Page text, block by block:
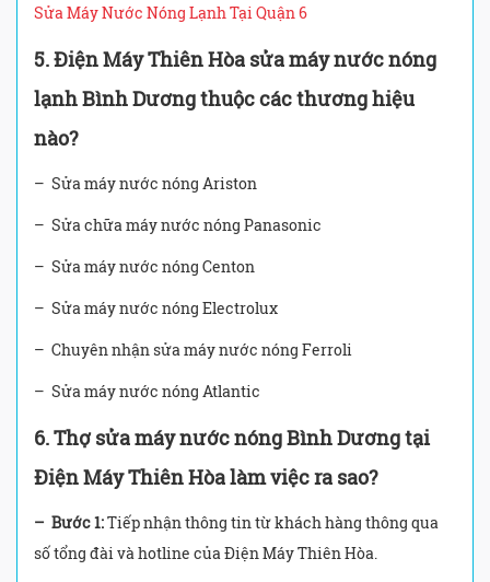
Sửa Máy Nước Nóng Lạnh Tại Quận 6
5. Điện Máy Thiên Hòa sửa máy nước nóng
lạnh Bình Dương thuộc các thương hiệu
nào?
– Sửa máy nước nóng Ariston
– Sửa chữa máy nước nóng Panasonic
– Sửa máy nước nóng Centon
– Sửa máy nước nóng Electrolux
– Chuyên nhận sửa máy nước nóng Ferroli
– Sửa máy nước nóng Atlantic
6. Thợ sửa máy nước nóng Bình Dương tại
Điện Máy Thiên Hòa làm việc ra sao?
– Bước 1:Tiếp nhận thông tin từ khách hàng thông qua
số tổng đài và hotline của Điện Máy Thiên Hòa.